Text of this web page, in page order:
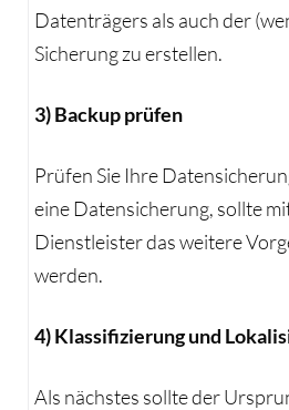
Datenträgers als auch der
Sicherung zu erstellen.
3) Backup prüfen
Prüfen Sie Ihre
eine Datensicherung, sollte
Dienstleister das weitere
werden.
4) Klassifizierung und
Als nächstes sollte der